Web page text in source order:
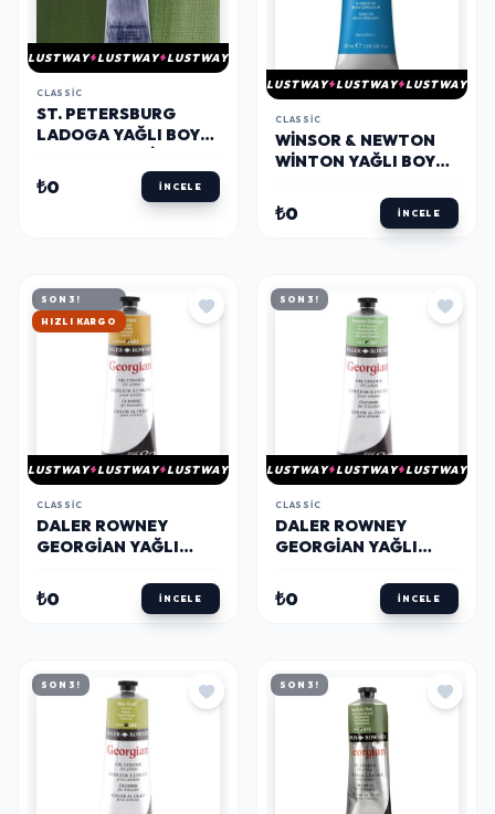
LUSTWAY LUSTWAY LUSTWAY
CLASSIC
ST. PETERSBURG
LADOGA YAĞLI BOYA
CHROMIUM
₺0 İNCELE
LUSTWAY LUSTWAY LUSTWAY
CLASSIC
WINSOR & NEWTON
WINTON YAĞLI BOYA
BLUE HUE
₺0 İNCELE
SON 3!
HIZLI KARGO
LUSTWAY LUSTWAY LUSTWAY
CLASSIC
DALER ROWNEY
GEORGIAN YAĞLI
YELLOW OCHRE
₺0 İNCELE
SON 3!
LUSTWAY LUSTWAY LUSTWAY
CLASSIC
DALER ROWNEY
GEORGIAN YAĞLI
PERMANENT LIGHT
GREEN
₺0 İNCELE
SON 3! SON 3!